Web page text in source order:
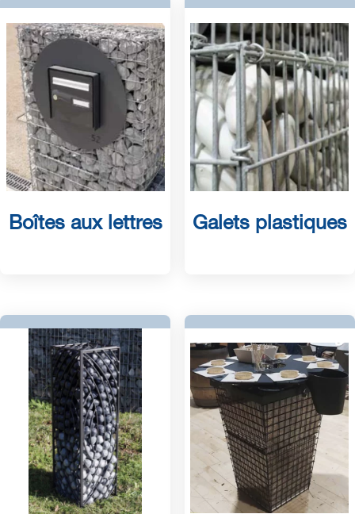
Boîtes aux lettres Galets plastiques